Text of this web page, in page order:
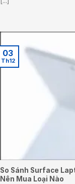
So Sánh Surface
Nên Mua Loại Nào
03
Th12